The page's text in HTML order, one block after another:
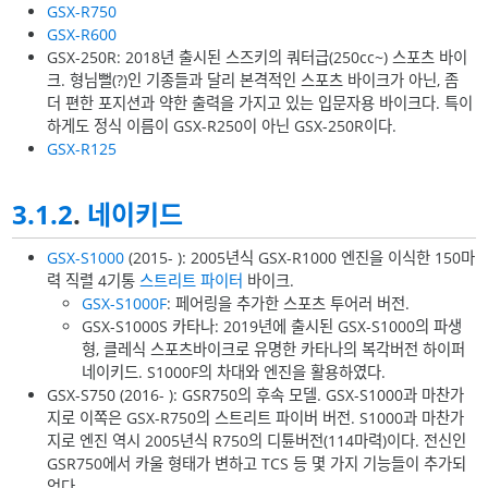
GSX-R750
GSX-R600
GSX-250R: 2018년 출시된 스즈키의 쿼터급(250cc~) 스포츠 바이
크. 형님뻘(?)인 기종들과 달리 본격적인 스포츠 바이크가 아닌, 좀
더 편한 포지션과 약한 출력을 가지고 있는 입문자용 바이크다. 특이
하게도 정식 이름이 GSX-R250이 아닌 GSX-250R이다.
GSX-R125
3.1.2. 네이키드
GSX-S1000 (2015- ): 2005년식 GSX-R1000 엔진을 이식한 150마
력 직렬 4기통 스트리트 파이터 바이크.
GSX-S1000F: 페어링을 추가한 스포츠 투어러 버전.
GSX-S1000S 카타나: 2019년에 출시된 GSX-S1000의 파생
형, 클레식 스포츠바이크로 유명한 카타나의 복각버전 하이퍼
네이키드. S1000F의 차대와 엔진을 활용하였다.
GSX-S750 (2016- ): GSR750의 후속 모델. GSX-S1000과 마찬가
지로 이쪽은 GSX-R750의 스트리트 파이버 버전. S1000과 마찬가
지로 엔진 역시 2005년식 R750의 디튠버전(114마력)이다. 전신인
GSR750에서 카울 형태가 변하고 TCS 등 몇 가지 기능들이 추가되